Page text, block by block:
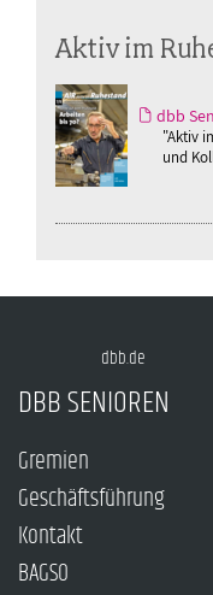
Aktiv im
dbb
"Aktiv
und
dbb.de
DBB SENIOREN
Gremien
Geschäftsführung
Kontakt
BAGSO